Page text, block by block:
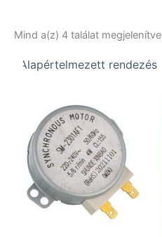
Mind a(z) 4 találat megjelenítve